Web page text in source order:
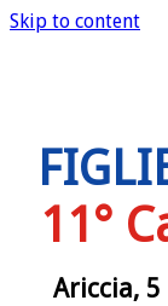
Skip to content
11°
Ariccia,